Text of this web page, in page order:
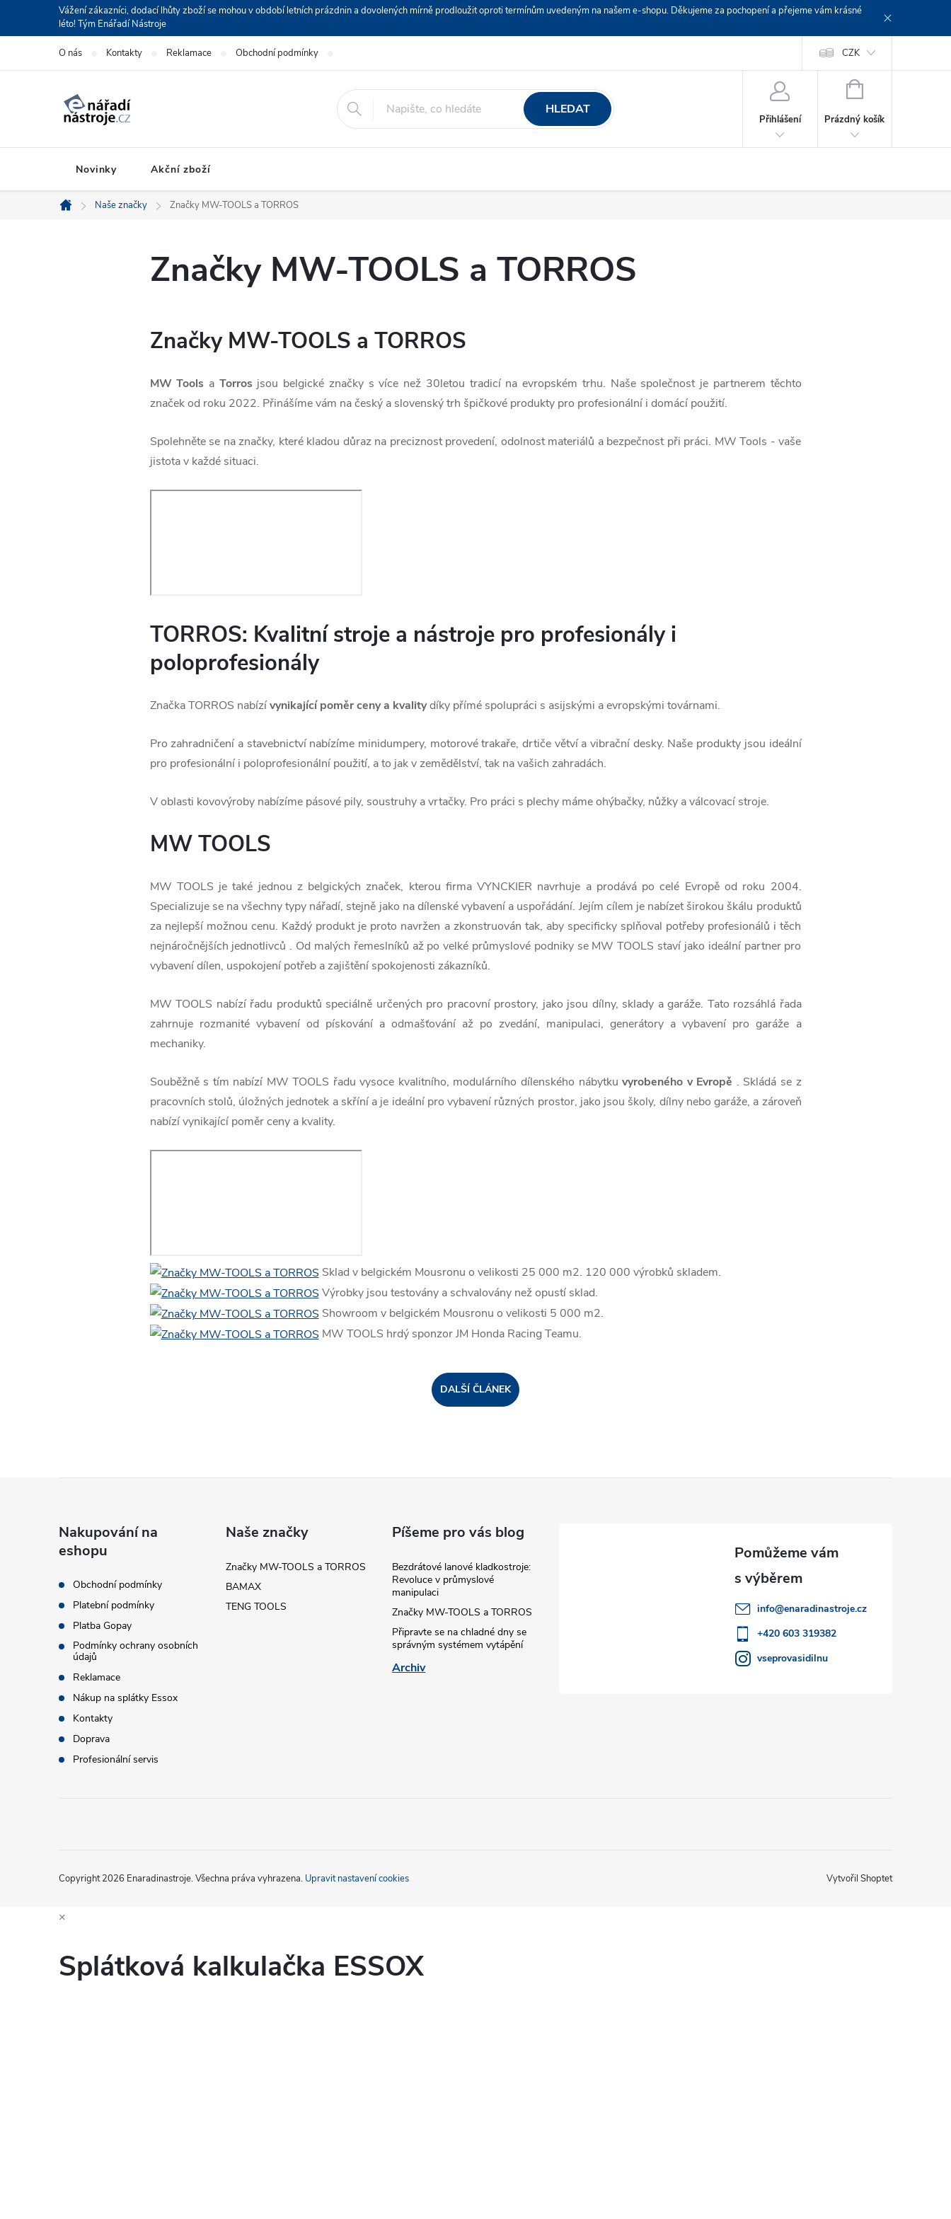
Vážení zákazníci, dodací lhůty zboží se mohou v období letních prázdnin a dovolených mírně prodloužit oproti termínům uvedeným na našem e-shopu. Děkujeme za pochopení a přejeme vám krásné
léto! Tým Enářadí Nástroje
O nás Kontakty Reklamace Obchodní podmínky Platba GoPay +420 603 319382
CZK
HLEDAT
Přihlášení
NÁKUPNÍ
Prázdný košík
Novinky Akční zboží
Domů
Naše značky Značky MW-TOOLS a TORROS
Značky MW-TOOLS a TORROS
Značky MW-TOOLS a TORROS
MW Tools a Torros jsou belgické značky s více než 30letou tradicí na evropském trhu. Naše společnost je partnerem těchto
značek od roku 2022. Přinášíme vám na český a slovenský trh špičkové produkty pro profesionální i domácí použití.
Spolehněte se na značky, které kladou důraz na preciznost provedení, odolnost materiálů a bezpečnost při práci. MW Tools - vaše
jistota v každé situaci.
TORROS: Kvalitní stroje a nástroje pro profesionály i
poloprofesionály
Značka TORROS nabízívynikající poměr ceny a kvalitydíky přímé spolupráci s asijskými a evropskými továrnami.
Pro zahradničení a stavebnictví nabízíme minidumpery, motorové trakaře, drtiče větví a vibrační desky. Naše produkty jsou ideální
pro profesionální i poloprofesionální použití, a to jak v zemědělství, tak na vašich zahradách.
V oblasti kovovýroby nabízíme pásové pily, soustruhy a vrtačky. Pro práci s plechy máme ohýbačky, nůžky a válcovací stroje.
MW TOOLS
MW TOOLS je také jednou z belgických značek, kterou firma VYNCKIER navrhuje a prodává po celé Evropě od roku 2004.
Specializuje se na všechny typy nářadí, stejně jako na dílenské vybavení a uspořádání. Jejím cílem je nabízet širokou škálu produktů
za nejlepší možnou cenu. Každý produkt je proto navržen a zkonstruován tak, aby specificky splňoval potřeby profesionálů i těch
nejnáročnějších jednotlivců . Od malých řemeslníků až po velké průmyslové podniky se MW TOOLS staví jako ideální partner pro
vybavení dílen, uspokojení potřeb a zajištění spokojenosti zákazníků.
MW TOOLS nabízí řadu produktů speciálně určených pro pracovní prostory, jako jsou dílny, sklady a garáže. Tato rozsáhlá řada
zahrnuje rozmanité vybavení od pískování a odmašťování až po zvedání, manipulaci, generátory a vybavení pro garáže a
mechaniky.
Souběžně s tím nabízí MW TOOLS řadu vysoce kvalitního, modulárního dílenského nábytkuvyrobeného v Evropě . Skládá se z
pracovních stolů, úložných jednotek a skříní a je ideální pro vybavení různých prostor, jako jsou školy, dílny nebo garáže, a zároveň
nabízí vynikající poměr ceny a kvality.
Sklad v belgickém Mousronu o velikosti 25 000 m2. 120 000 výrobků skladem.
Výrobky jsou testovány a schvalovány než opustí sklad.
Showroom v belgickém Mousronu o velikosti 5 000 m2.
MW TOOLS hrdý sponzor JM Honda Racing Teamu.
DALŠÍ ČLÁNEK
Nakupování na
eshopu
Obchodní podmínky
Platební podmínky
Platba Gopay
Podmínky ochrany osobních
údajů
Reklamace
Nákup na splátky Essox
Kontakty
Doprava
Profesionální servis
Naše značky
Značky MW-TOOLS a TORROS
BAMAX
TENG TOOLS
Píšeme pro vás blog
Bezdrátové lanové kladkostroje:
Revoluce v průmyslové
manipulaci
Značky MW-TOOLS a TORROS
Připravte se na chladné dny se
správným systémem vytápění
Archiv
info@enaradinastroje.cz
+420 603 319382
vseprovasidilnu
Vytvořil Shoptet
Copyright 2026 Enaradinastroje. Všechna práva vyhrazena. Upravit nastavení cookies
×
Splátková kalkulačka ESSOX